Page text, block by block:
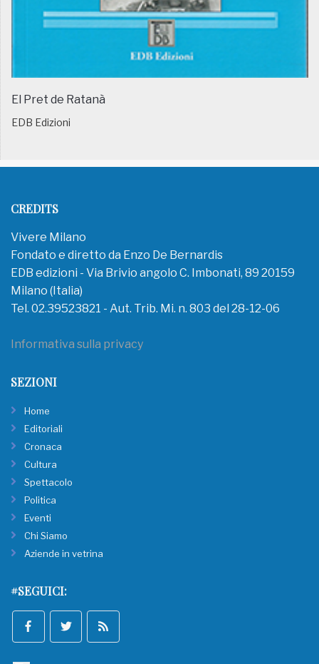
El Pret de Ratanà
EDB Edizioni
CREDITS
Vivere Milano
Fondato e diretto da Enzo De Bernardis
EDB edizioni - Via Brivio angolo C. Imbonati, 89 20159
Milano (Italia)
Tel. 02.39523821 - Aut. Trib. Mi. n. 803 del 28-12-06
Informativa sulla privacy
SEZIONI
Home
Editoriali
Cronaca
Cultura
Spettacolo
Politica
Eventi
Chi Siamo
Aziende in vetrina
#SEGUICI: